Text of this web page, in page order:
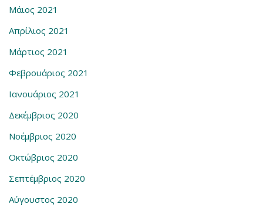
Μάιος 2021
Απρίλιος 2021
Μάρτιος 2021
Φεβρουάριος 2021
Ιανουάριος 2021
Δεκέμβριος 2020
Νοέμβριος 2020
Οκτώβριος 2020
Σεπτέμβριος 2020
Αύγουστος 2020